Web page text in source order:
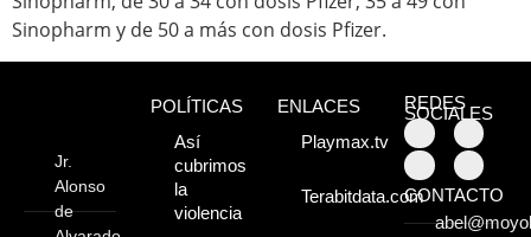
Sinopharm y de 50 a más con dosis Pfizer.
Jr.
Alonso
de
POLÍTICAS
Así
cubrimos
la
violencia
ENLACES
Playmax.tv
Terabitdata.com
REDES
SOCIALES
CONTACTO